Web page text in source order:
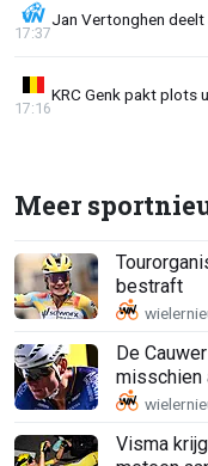
Jan Vertonghen
17:37
KRC Genk pakt plots
17:16
Meer
bestraft
De
misschien
Visma